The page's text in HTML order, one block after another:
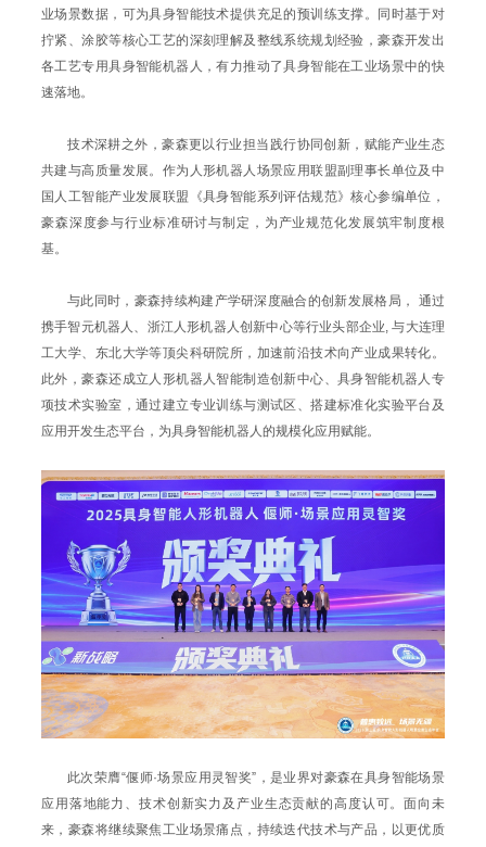
业场景数据，可为具身智能技术提供充足的预训练支撑。同时基于对
拧紧、涂胶等核心工艺的深刻理解及整线系统规划经验，豪森开发出
各工艺专用具身智能机器人，有力推动了具身智能在工业场景中的快
速落地。
技术深耕之外，豪森更以行业担当践行协同创新，赋能产业生态
共建与高质量发展。作为人形机器人场景应用联盟副理事长单位及中
国人工智能产业发展联盟《具身智能系列评估规范》核心参编单位，
豪森深度参与行业标准研讨与制定，为产业规范化发展筑牢制度根
基。
与此同时，豪森持续构建产学研深度融合的创新发展格局， 通过
携手智元机器人、浙江人形机器人创新中心等行业头部企业, 与大连理
工大学、东北大学等顶尖科研院所，加速前沿技术向产业成果转化。
此外，豪森还成立人形机器人智能制造创新中心、具身智能机器人专
项技术实验室，通过建立专业训练与测试区、搭建标准化实验平台及
应用开发生态平台，为具身智能机器人的规模化应用赋能。
此次荣膺“偃师·场景应用灵智奖”，是业界对豪森在具身智能场景
应用落地能力、技术创新实力及产业生态贡献的高度认可。面向未
来，豪森将继续聚焦工业场景痛点，持续迭代技术与产品，以更优质